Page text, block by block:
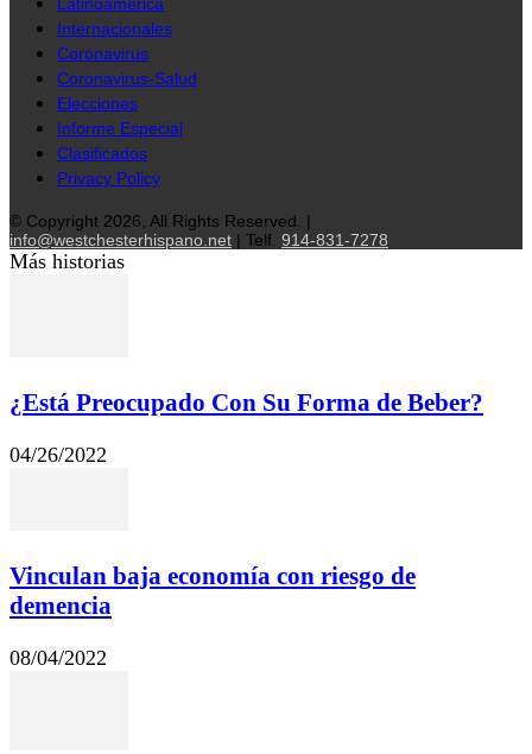
Latinoamérica
Internacionales
Coronavirus
Coronavirus-Salud
Elecciones
Informe Especial
Clasificados
Privacy Policy
© Copyright 2026, All Rights Reserved. |
info@westchesterhispano.net | Telf. 914-831-7278
Más historias
¿Está Preocupado Con Su Forma de Beber?
04/26/2022
Vinculan baja economía con riesgo de
demencia
08/04/2022